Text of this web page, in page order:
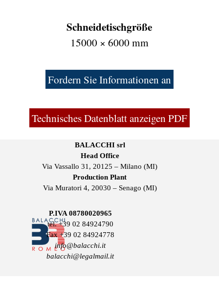
Schneidetischgröße
15000 × 6000 mm
Fordern Sie Informationen an
Technisches Datenblatt anzeigen PDF
BALACCHI srl
Head Office
Via Vassallo 31, 20125 – Milano (MI)
Production Plant
Via Muratori 4, 20030 – Senago (MI)
P.IVA 08780020965
tel.+39 02 84924790
Fax +39 02 84924778
info@balacchi.it
balacchi@legalmail.it